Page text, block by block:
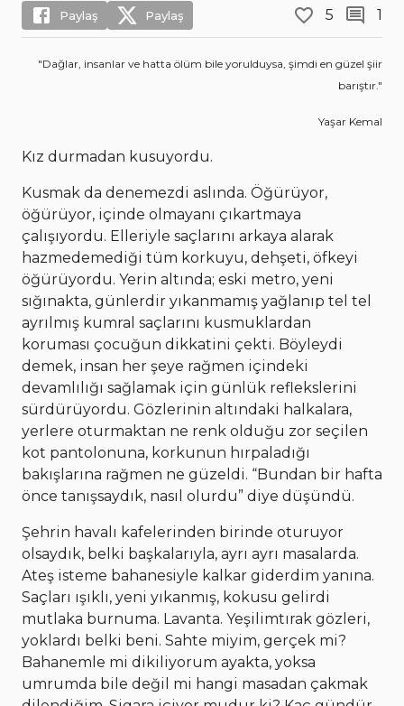
Paylaş Paylaş 5 1
"Dağlar, insanlar ve hatta ölüm bile yorulduysa, şimdi en güzel şiir
barıştır."
Yaşar Kemal
Kız durmadan kusuyordu.
Kusmak da denemezdi aslında. Öğürüyor,
öğürüyor, içinde olmayanı çıkartmaya
çalışıyordu. Elleriyle saçlarını arkaya alarak
hazmedemediği tüm korkuyu, dehşeti, öfkeyi
öğürüyordu. Yerin altında; eski metro, yeni
sığınakta, günlerdir yıkanmamış yağlanıp tel tel
ayrılmış kumral saçlarını kusmuklardan
koruması çocuğun dikkatini çekti. Böyleydi
demek, insan her şeye rağmen içindeki
devamlılığı sağlamak için günlük reflekslerini
sürdürüyordu. Gözlerinin altındaki halkalara,
yerlere oturmaktan ne renk olduğu zor seçilen
kot pantolonuna, korkunun hırpaladığı
bakışlarına rağmen ne güzeldi. “Bundan bir hafta
önce tanışsaydık, nasıl olurdu” diye düşündü.
Şehrin havalı kafelerinden birinde oturuyor
olsaydık, belki başkalarıyla, ayrı ayrı masalarda.
Ateş isteme bahanesiyle kalkar giderdim yanına.
Saçları ışıklı, yeni yıkanmış, kokusu gelirdi
mutlaka burnuma. Lavanta. Yeşilimtırak gözleri,
yoklardı belki beni. Sahte miyim, gerçek mi?
Bahanemle mi dikiliyorum ayakta, yoksa
umrumda bile değil mi hangi masadan çakmak